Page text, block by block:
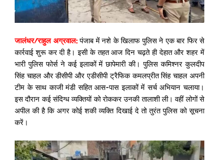
जालंधर/राहुल अग्रवाल: पंजाब में नशे के खिलाफ पुलिस ने एक बार फिर से
कार्रवाई शुरू कर दी है। इसी के तहत आज दिन चढ़ते ही देहात और शहर में
भारी पुलिस फोर्स ने कई इलाकों में छापेमारी की। पुलिस कमिश्नर कुलदीप
सिंह चाहल और डीसीपी और एडीसीपी ट्रैफिक कमलप्रीत सिंह चाहल अपनी
टीम के साथ काजी मंडी सहित आस-पास इलाकों में सर्च अभियान चलाया।
इस दौरान कई संदिग्ध व्यक्तियों को रोककर उनकी तालाशी ली। वहीं लोगों से
अपील की है कि अगर कोई शकी व्यक्ति दिखाई दे तो तुरंत पुलिस को सूचना
करें।